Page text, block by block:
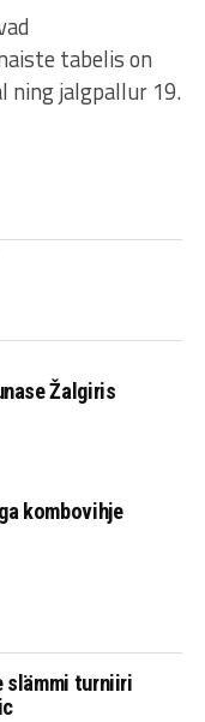
tabelis on
ning jalgpallur 19.
Žalgiris
kombovihje
slämmi turniiri